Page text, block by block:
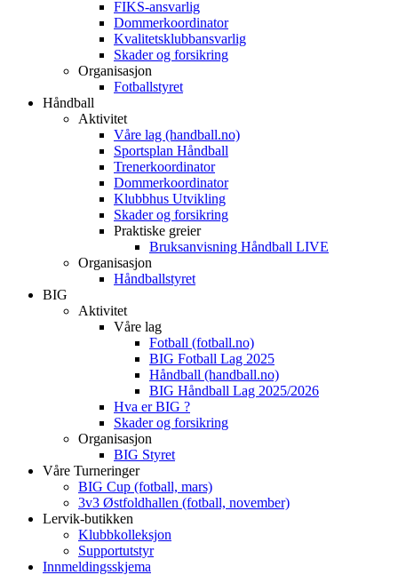
FIKS-ansvarlig
Dommerkoordinator
Kvalitetsklubbansvarlig
Skader og forsikring
Organisasjon
Fotballstyret
Håndball
Aktivitet
Våre lag (handball.no)
Sportsplan Håndball
Trenerkoordinator
Dommerkoordinator
Klubbhus Utvikling
Skader og forsikring
Praktiske greier
Bruksanvisning Håndball LIVE
Organisasjon
Håndballstyret
BIG
Aktivitet
Våre lag
Fotball (fotball.no)
BIG Fotball Lag 2025
Håndball (handball.no)
BIG Håndball Lag 2025/2026
Hva er BIG ?
Skader og forsikring
Organisasjon
BIG Styret
Våre Turneringer
BIG Cup (fotball, mars)
3v3 Østfoldhallen (fotball, november)
Lervik-butikken
Klubbkolleksjon
Supportutstyr
Innmeldingsskjema